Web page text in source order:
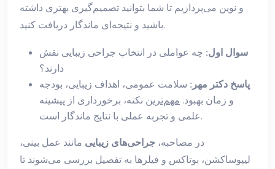
و نوین می‌پردازیم تا شما بتوانید تصمیم‌گیری بهتری داشته
باشید و نتیجه‌ای ماندگار دریافت کنید.
سوال اول: چه عواملی در انتخاب جراحی زیبایی نقش
دارند؟
پاسخ دکتر مهر: سلامت عمومی، اهداف زیبایی، بودجه
و زمان بهبود. مهم‌ترین نکته، برخورداری از پیشینه
علمی و تجربه عملی با نتایج ماندگار است.
در مصاحبه، جراحی‌های زیبایی مانند عمل بینی،
لیپوساکشن، بوتاکس و فیلرها به تفصیل بررسی می‌شوند تا